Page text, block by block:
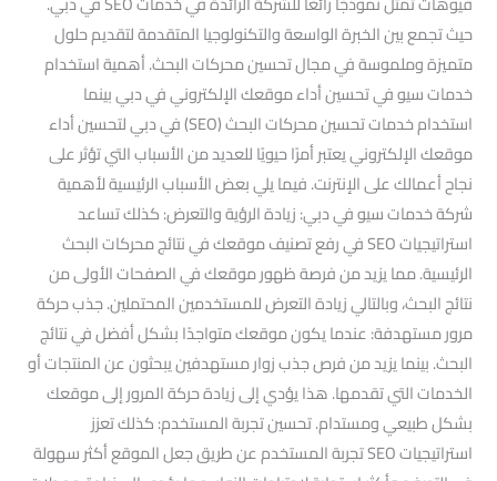
حيث تجمع بين الخبرة الواسعة والتكنولوجيا المتقدمة لتقديم حلول
متميزة وملموسة في مجال تحسين محركات البحث. أهمية استخدام
خدمات سيو في تحسين أداء موقعك الإلكتروني في دبي بينما
استخدام خدمات تحسين محركات البحث (SEO) في دبي لتحسين أداء
موقعك الإلكتروني يعتبر أمرًا حيويًا للعديد من الأسباب التي تؤثر على
نجاح أعمالك على الإنترنت. فيما يلي بعض الأسباب الرئيسية لأهمية
شركة خدمات سيو في دبي: زيادة الرؤية والتعرض: كذلك تساعد
استراتيجيات SEO في رفع تصنيف موقعك في نتائج محركات البحث
الرئيسية. مما يزيد من فرصة ظهور موقعك في الصفحات الأولى من
نتائج البحث، وبالتالي زيادة التعرض للمستخدمين المحتملين. جذب حركة
مرور مستهدفة: عندما يكون موقعك متواجدًا بشكل أفضل في نتائج
البحث. بينما يزيد من فرص جذب زوار مستهدفين يبحثون عن المنتجات أو
الخدمات التي تقدمها. هذا يؤدي إلى زيادة حركة المرور إلى موقعك
بشكل طبيعي ومستدام. تحسين تجربة المستخدم: كذلك تعزز
استراتيجيات SEO تجربة المستخدم عن طريق جعل الموقع أكثر سهولة